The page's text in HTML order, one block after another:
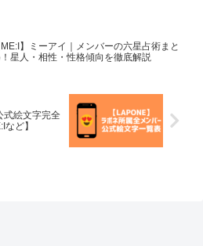
ME:I】ミーアイ｜メンバーの六星占術まと
星人・相性・性格傾向を徹底解説
式絵文字完全
ど】